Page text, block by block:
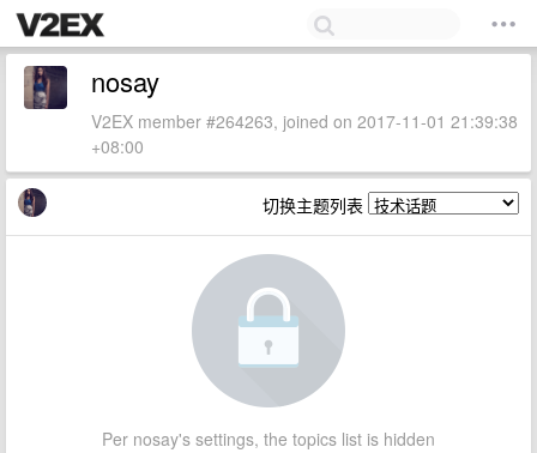
nosay
V2EX member #264263, joined on 2017-11-01 21:39:38
+08:00
切换主题列表
Per nosay's settings, the topics list is hidden